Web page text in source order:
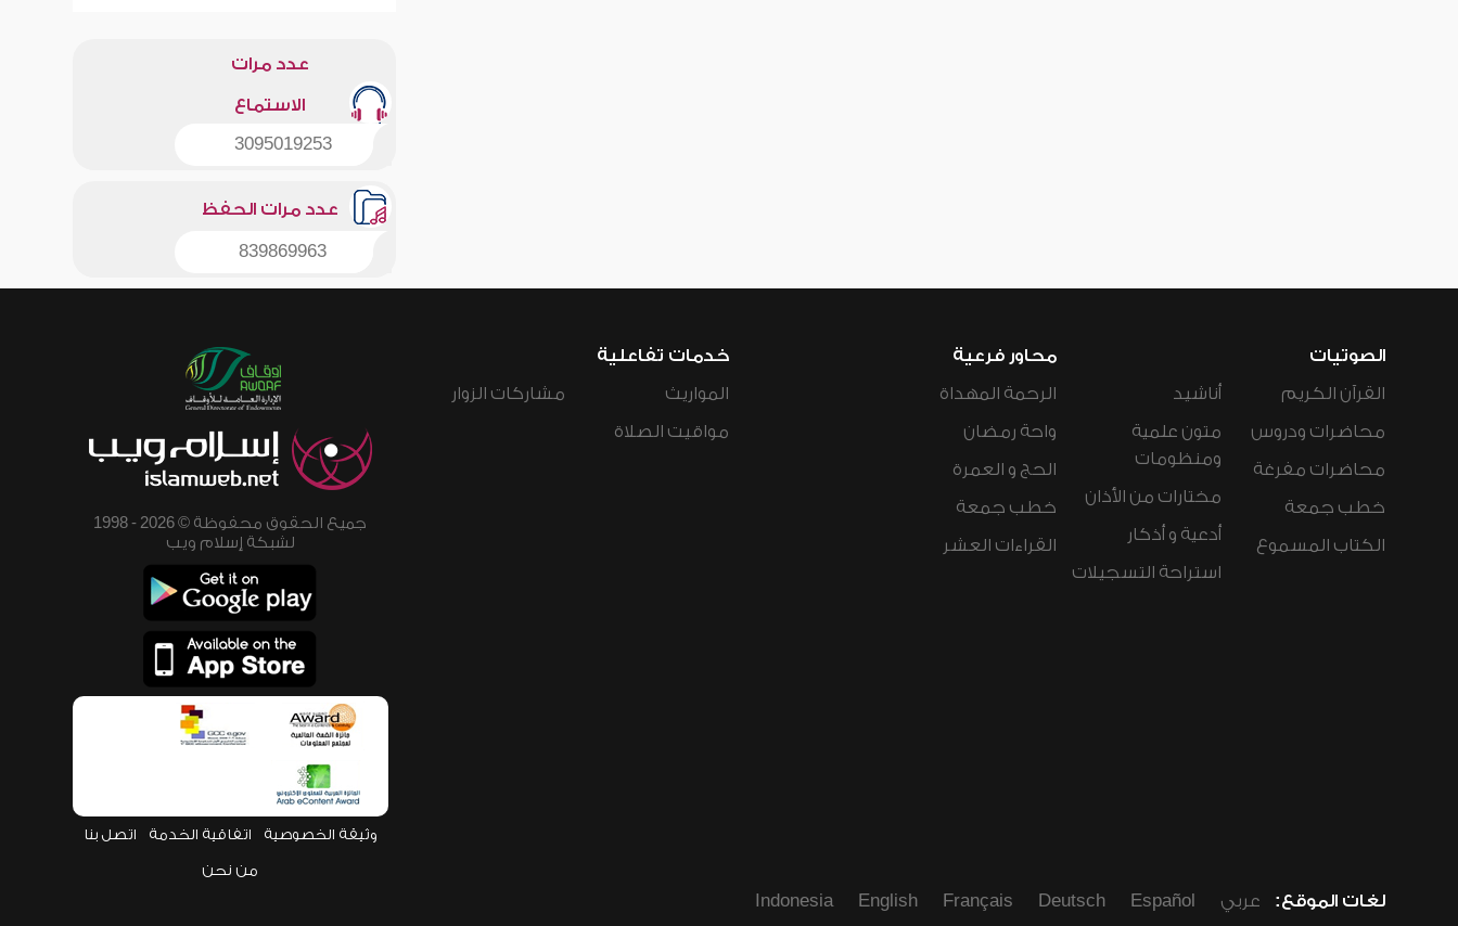
عدد مرات
الاستماع
3095019253
عدد مرات الحفظ
839869963
الصوتيات
القرآن الكريم
محاضرات ودروس
محاضرات مفرغة
خطب جمعة
الكتاب المسموع
أناشيد
متون علمية
ومنظومات
مختارات من الأذان
أدعية و أذكار
استراحة التسجيلات
محاور فرعية
الرحمة المهداة
واحة رمضان
الحج و العمرة
خطب جمعة
القراءات العشر
خدمات تفاعلية
المواريث
مواقيت الصلاة
مشاركات الزوار
جميع الحقوق محفوظة © 2026 - 1998
لشبكة إسلام ويب
وثيقة الخصوصية اتفاقية الخدمة اتصل بنا
من نحن
لغات الموقع: عربي Español
Deutsch
Français
English
Indonesia